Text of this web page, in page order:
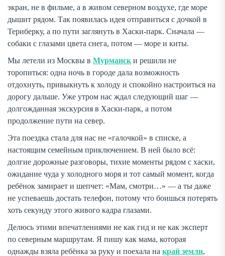
экран, не в фильме, а в живом северном воздухе, где море
дышит рядом. Так появилась идея отправиться с дочкой в
Териберку, а по пути заглянуть в Хаски-парк. Сначала —
собаки с глазами цвета снега, потом — море и киты.
Мы летели из Москвы в Мурманск и решили не
торопиться: одна ночь в городе дала возможность
отдохнуть, привыкнуть к холоду и спокойно настроиться на
дорогу дальше. Уже утром нас ждал следующий шаг —
долгожданная экскурсия в Хаски-парк, а потом
продолжение пути на север.
Эта поездка стала для нас не «галочкой» в списке, а
настоящим семейным приключением. В ней было всё:
долгие дорожные разговоры, тихие моменты рядом с хаски,
ожидание чуда у холодного моря и тот самый момент, когда
ребёнок замирает и шепчет: «Мам, смотри…» — а ты даже
не успеваешь достать телефон, потому что боишься потерять
хоть секунду этого живого кадра глазами.
Делюсь этими впечатлениями не как гид и не как эксперт
по северным маршрутам. Я пишу как мама, которая
однажды взяла ребёнка за руку и поехала на край земли,